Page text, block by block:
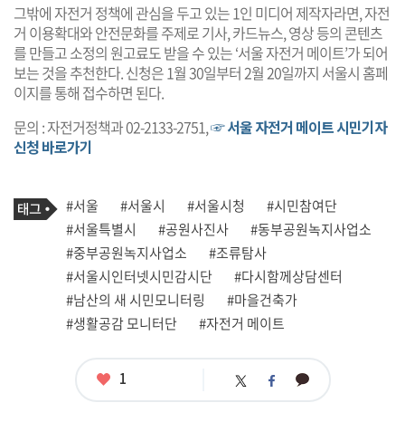
그밖에 자전거 정책에 관심을 두고 있는 1인 미디어 제작자라면, 자전
거 이용확대와 안전문화를 주제로 기사, 카드뉴스, 영상 등의 콘텐츠
를 만들고 소정의 원고료도 받을 수 있는 ‘서울 자전거 메이트’가 되어
보는 것을 추천한다. 신청은 1월 30일부터 2월 20일까지 서울시 홈페
이지를 통해 접수하면 된다.
문의 : 자전거정책과 02-2133-2751,☞ 서울 자전거 메이트 시민기자
신청 바로가기
기
사
관
련
태
그
태
그
#서울 #서울시 #서울시청
#시민참여단
#서울특별시
#공원사진사
#동부공원녹지사업소
#중부공원녹지사업소
#조류탐사
#서울시인터넷시민감시단
#다시함께상담센터
#남산의 새 시민모니터링
#마을건축가
#생활공감 모니터단
#자전거 메이트
좋1 트 페 카